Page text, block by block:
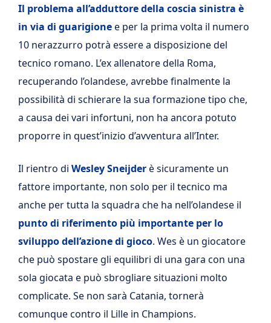
Il problema all’adduttore della coscia sinistra è
in via di guarigionee per la prima volta il numero
10 nerazzurro potrà essere a disposizione del
tecnico romano. L’ex allenatore della Roma,
recuperando l’olandese, avrebbe finalmente la
possibilità di schierare la sua formazione tipo che,
a causa dei vari infortuni, non ha ancora potuto
proporre in quest’inizio d’avventura all’Inter.
Il rientro di Wesley Sneijderè sicuramente un
fattore importante, non solo per il tecnico ma
anche per tutta la squadra che ha nell’olandese il
punto di riferimento più importante per lo
sviluppo dell’azione di gioco. Wes è un giocatore
che può spostare gli equilibri di una gara con una
sola giocata e può sbrogliare situazioni molto
complicate. Se non sarà Catania, tornerà
comunque contro il Lille in Champions.